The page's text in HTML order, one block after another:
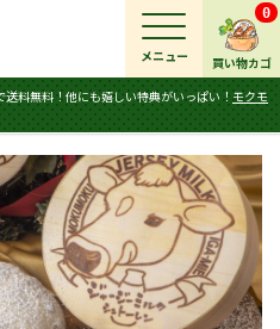
買い物カゴ
0
料無料！他にも嬉しい特典がいっぱい！ モクモ
メニュー